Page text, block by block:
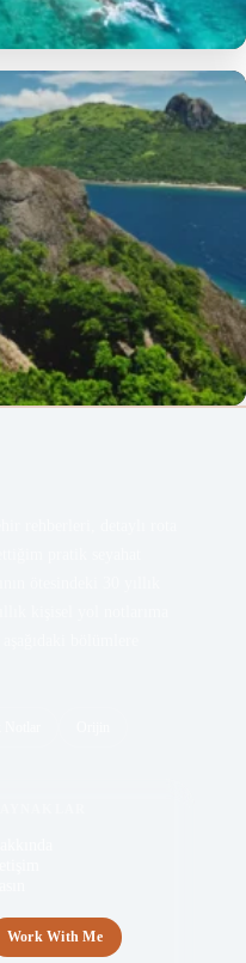
Fiji’de Tropikal Tatil
Açılan Kapı
Work With Me